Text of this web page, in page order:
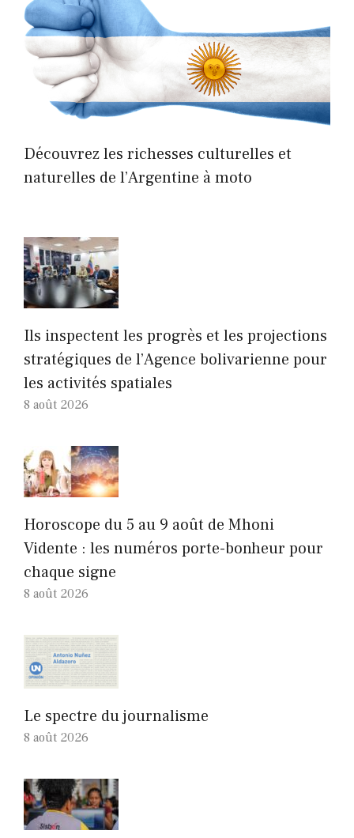
Découvrez les richesses culturelles et
naturelles de l’Argentine à moto
Ils inspectent les progrès et les projections
stratégiques de l’Agence bolivarienne pour
les activités spatiales
8 août 2026
Horoscope du 5 au 9 août de Mhoni
Vidente : les numéros porte-bonheur pour
chaque signe
8 août 2026
Le spectre du journalisme
8 août 2026